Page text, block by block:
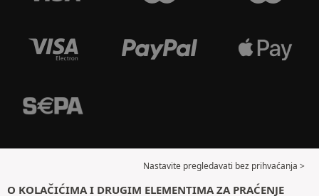
Nastavite pregledavati bez prihvaćanja >
O KOLAČIĆIMA I DRUGIM ELEMENTIMA ZA PRAĆENJE